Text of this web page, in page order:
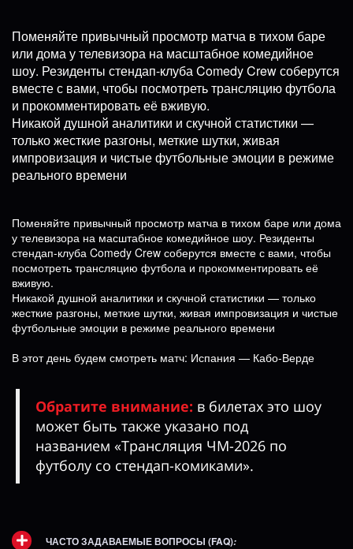
Поменяйте привычный просмотр матча в тихом баре
или дома у телевизора на масштабное комедийное
шоу. Резиденты стендап-клуба Comedy Crew соберутся
вместе с вами, чтобы посмотреть трансляцию футбола
и прокомментировать её вживую.
Никакой душной аналитики и скучной статистики —
только жесткие разгоны, меткие шутки, живая
импровизация и чистые футбольные эмоции в режиме
реального времени
Поменяйте привычный просмотр матча в тихом баре или дома
у телевизора на масштабное комедийное шоу. Резиденты
стендап-клуба Comedy Crew соберутся вместе с вами, чтобы
посмотреть трансляцию футбола и прокомментировать её
вживую.
Никакой душной аналитики и скучной статистики — только
жесткие разгоны, меткие шутки, живая импровизация и чистые
футбольные эмоции в режиме реального времени
В этот день будем смотреть матч: Испания — Кабо-Верде
Обратите внимание: в билетах это шоу
может быть также указано под
названием «Трансляция ЧМ-2026 по
футболу со стендап-комиками».
ЧАСТО ЗАДАВАЕМЫЕ ВОПРОСЫ (FAQ):